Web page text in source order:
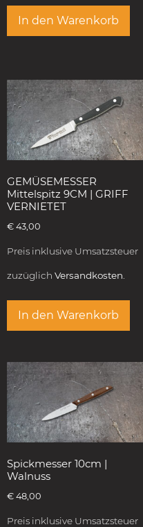
In den Warenkorb
GEMÜSEMESSER
Mittelspitz 9CM | GRIFF
VERNIETET
€ 43,00
Preis inklusive Umsatzsteuer
zuzüglich Versandkosten.
In den Warenkorb
Spickmesser 10cm |
Walnuss
€ 48,00
Preis inklusive Umsatzsteuer